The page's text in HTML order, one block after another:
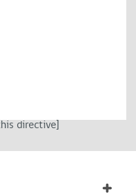
directive]